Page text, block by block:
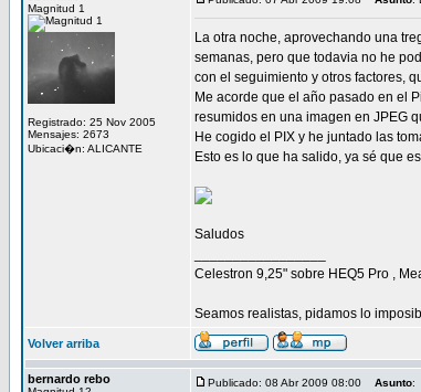
Magnitud 1
Registrado: 25 Nov 2005
Mensajes: 2673
Ubicaci�n: ALICANTE
La otra noche, aprovechando una
semanas, pero que todavia no he
con el seguimiento y otros factores,
Me acorde que el año pasado en el
resumidos en una imagen en JPEG
He cogido el PIX y he juntado las
Esto es lo que ha salido, ya sé que
Saludos
Celestron 9,25" sobre HEQ5 Pro ,
Seamos realistas, pidamos lo
Volver arriba
bernardo rebo Publicado: 08 Abr 2009 08:00 Asunto: